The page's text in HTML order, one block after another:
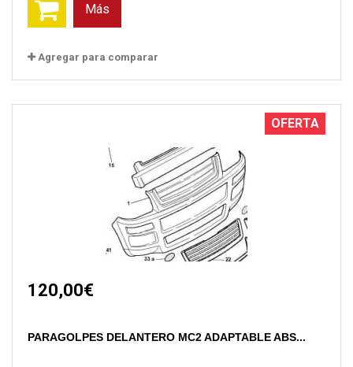
Más
Agregar para comparar
OFERTA
120,00€
PARAGOLPES DELANTERO MC2 ADAPTABLE ABS...